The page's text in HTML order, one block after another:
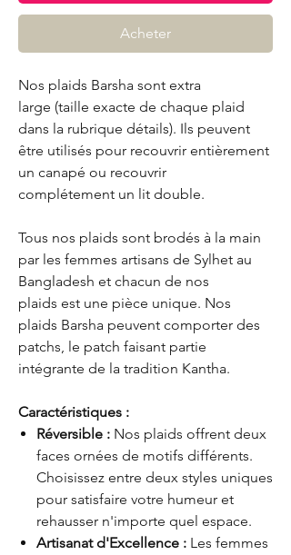
Acheter
Nos plaids Barsha sont extra
large (taille exacte de chaque plaid
dans la rubrique détails). Ils peuvent
être utilisés pour recouvrir entièrement
un canapé ou recouvrir
complétement un lit double.
Tous nos plaids sont brodés à la main
par les femmes artisans de Sylhet au
Bangladesh et chacun de nos
plaids est une pièce unique. Nos
plaids Barsha peuvent comporter des
patchs, le patch faisant partie
intégrante de la tradition Kantha.
Caractéristiques :
Réversible : Nos plaids offrent deux
faces ornées de motifs différents.
Choisissez entre deux styles uniques
pour satisfaire votre humeur et
rehausser n'importe quel espace.
Artisanat d'Excellence : Les femmes